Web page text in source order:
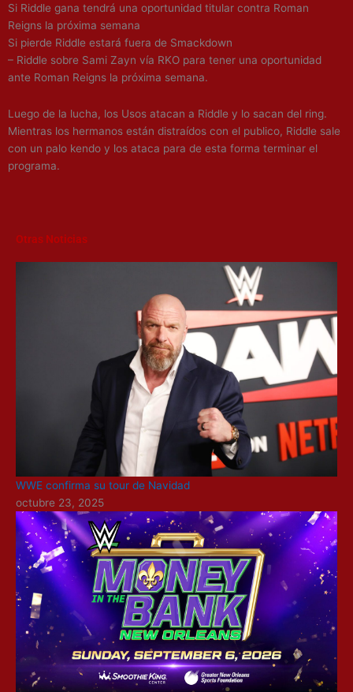
Si Riddle gana tendrá una oportunidad titular contra Roman
Reigns la próxima semana
Si pierde Riddle estará fuera de Smackdown
– Riddle sobre Sami Zayn vía RKO para tener una oportunidad
ante Roman Reigns la próxima semana.
Luego de la lucha, los Usos atacan a Riddle y lo sacan del ring.
Mientras los hermanos están distraídos con el publico, Riddle sale
con un palo kendo y los ataca para de esta forma terminar el
programa.
Otras Noticias
WWE confirma su tour de Navidad
octubre 23, 2025